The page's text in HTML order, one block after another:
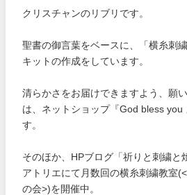
クリスチャンのリブリです。
聖書の御言葉をベースに、「横糸刺
キットの作成をしています。
清らかさをお届けできますよう、願
は、ネットショップ『God bless you
す。
そのほか、HPブログ「祈りと刺繍と
アトリエにて月数回の横糸刺繍教室
の会>)を開催中。